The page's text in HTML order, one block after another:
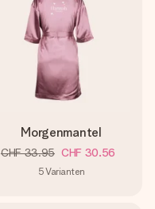
Morgenmantel
CHF 33.95 CHF 30.56
5Varianten